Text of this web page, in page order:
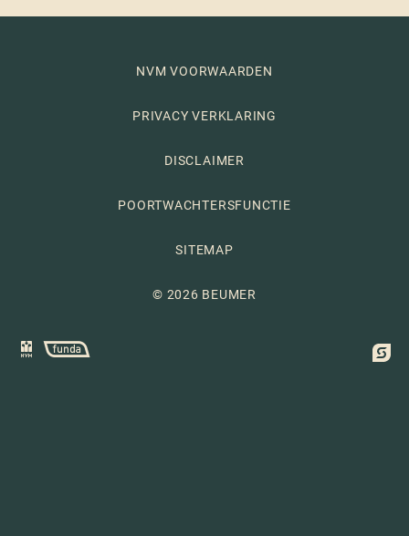
NVM VOORWAARDEN
PRIVACY VERKLARING
DISCLAIMER
POORTWACHTERSFUNCTIE
SITEMAP
© 2026 BEUMER